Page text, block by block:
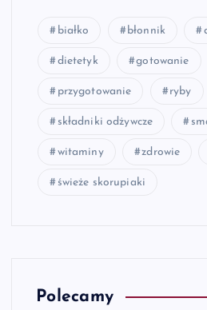
białko błonnik
dietetyk gotowanie
przygotowanie ryby
składniki odżywcze
witaminy zdrowie
świeże skorupiaki
Polecamy